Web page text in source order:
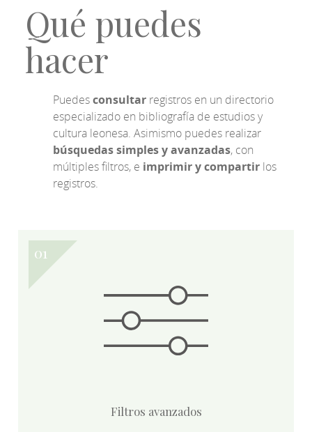
Qué puedes
hacer
Puedesconsultar registros en un directorio
especializado en bibliografía de estudios y
cultura leonesa. Asimismo puedes realizar
búsquedas simples y avanzadas, con
múltiples filtros, e imprimir y compartir los
registros.
Filtros avanzados